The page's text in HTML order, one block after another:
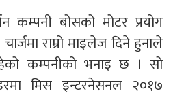
कम्पनी बोसको मोटर प्रयोग
राम्रो माइलेज दिने हुनाले
कम्पनीको भनाइ छ । सो
मिस इन्टरनेसनल २०१७